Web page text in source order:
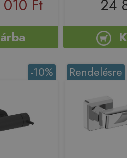
Ft 24
-10% Rendelésre